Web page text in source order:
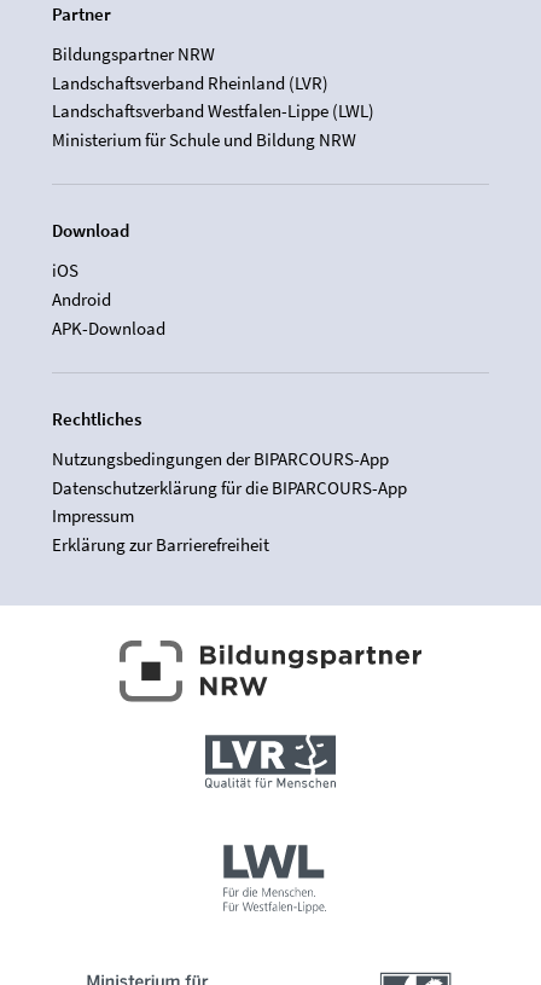
Partner
Bildungspartner NRW
Landschaftsverband Rheinland (LVR)
Landschaftsverband Westfalen-Lippe (LWL)
Ministerium für Schule und Bildung NRW
Download
iOS
Android
APK-Download
Rechtliches
Nutzungsbedingungen der BIPARCOURS-App
Datenschutzerklärung für die BIPARCOURS-App
Impressum
Erklärung zur Barrierefreiheit